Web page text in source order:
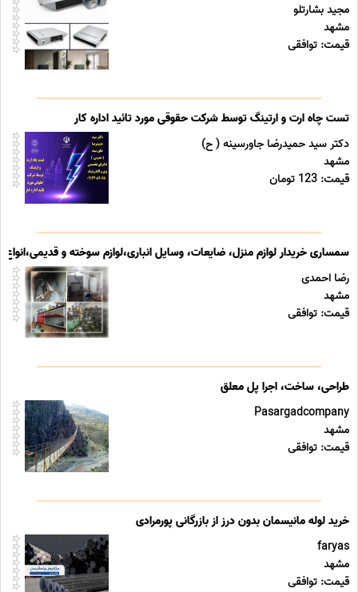
مجید بشارتلو
مشهد
قیمت: توافقی
تست چاه ارت و ارتینگ توسط شرکت حقوقی مورد تائید اداره کار
دکتر سید حمیدرضا جاورسینه ( ح)
مشهد
قیمت: 123 تومان
سمساری خریدار لوازم منزل، ضایعات، وسایل انباری،لوازم سوخته و
رضا احمدی
مشهد
قیمت: توافقی
طراحی، ساخت، اجرا پل معلق
Pasargadcompany
مشهد
قیمت: توافقی
خرید لوله مانیسمان بدون درز از بازرگانی پورمرادی
faryas
مشهد
قیمت: توافقی